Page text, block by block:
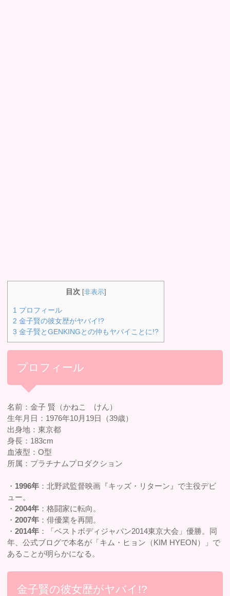
目次 [非表示]
1 プロフィール
2 金子賢の彼女歴がヤバイ!?
3 金子賢とGENKINGとの仲もヤバイことに!?
プロフィール
名前：金子 賢（かねこ けん）
生年月日：1976年10月19日（39歳）
出身地：東京都
身長：183cm
血液型：O型
所属：プラチナムプロダクション
・ 1996年 ：北野武監督映画『キッズ・リターン』で主役デビ
ュー。
・2004年 ：格闘家に転向。
・2007年 ：俳優業を再開。
・2014年 ：「ベストボディジャパン2014東京大会」優勝。同
年、公式ブログで本名が「キム・ヒョン（KIM HYEON）」で
あることが明らかになる。
金子賢の彼女歴がヤバイ!?